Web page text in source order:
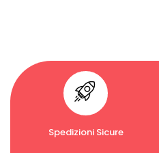
Spedizioni Sicure